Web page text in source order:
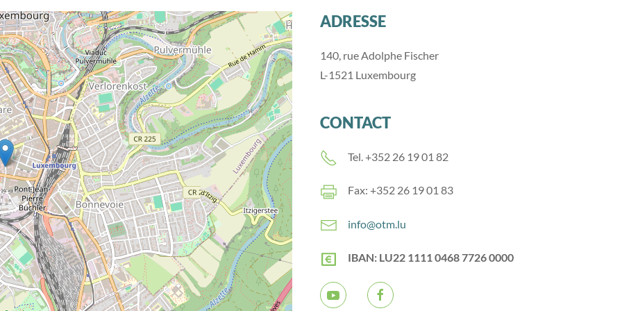
ADRESSE
140, rue Adolphe Fischer
L-1521 Luxembourg
CONTACT
Tel. +352 26 19 01 82
Fax: +352 26 19 01 83
info@otm.lu
IBAN: LU22 1111 0468 7726 0000